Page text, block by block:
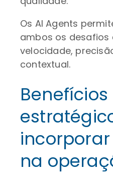
Os AI Agents
ambos os desafios
velocidade,
contextual.
Benefícios
na